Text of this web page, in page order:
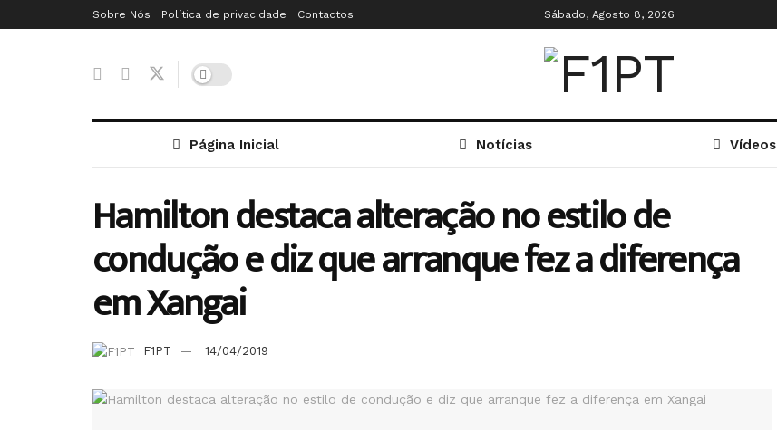
Sobre Nós Política de privacidade Contactos Sábado, Agosto 8, 2026
Página Inicial Notícias Vídeos
Hamilton destaca alteração no estilo de
condução e diz que arranque fez a diferença
em Xangai
F1PT 14/04/2019